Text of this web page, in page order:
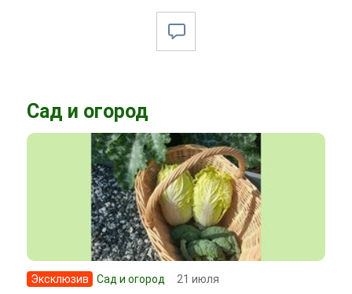
Сад и огород
Эксклюзив Сад и огород 21 июля